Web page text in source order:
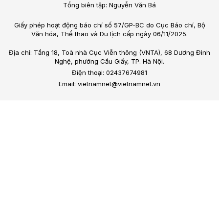
Tổng biên tập: Nguyễn Văn Bá
Giấy phép hoạt động báo chí số 57/GP-BC do Cục Báo chí, Bộ
Văn hóa, Thể thao và Du lịch cấp ngày 06/11/2025.
Địa chỉ: Tầng 18, Toà nhà Cục Viễn thông (VNTA), 68 Dương Đình
Nghệ, phường Cầu Giấy, TP. Hà Nội.
Điện thoại: 02437674981
Email: vietnamnet@vietnamnet.vn